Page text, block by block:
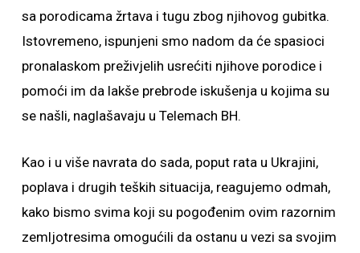
sa porodicama žrtava i tugu zbog njihovog gubitka.
Istovremeno, ispunjeni smo nadom da će spasioci
pronalaskom preživjelih usrećiti njihove porodice i
pomoći im da lakše prebrode iskušenja u kojima su
se našli, naglašavaju u Telemach BH.
Kao i u više navrata do sada, poput rata u Ukrajini,
poplava i drugih teških situacija, reagujemo odmah,
kako bismo svima koji su pogođenim ovim razornim
zemljotresima omogućili da ostanu u vezi sa svojim